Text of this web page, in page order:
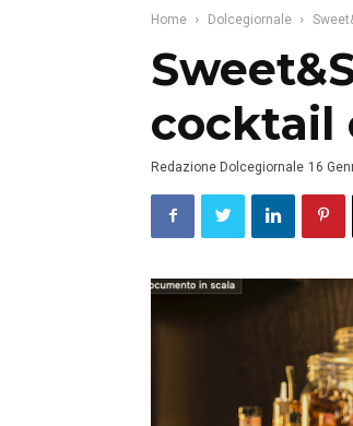
Home Dolcegiornale
cocktail
Redazione Dolcegiornale 16